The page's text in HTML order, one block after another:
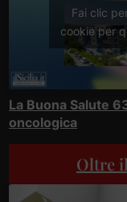
Fai clic
cookie per
La Buona Salute
oncologica
Oltre